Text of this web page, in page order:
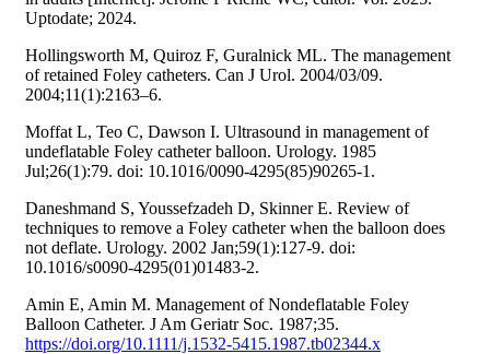
Uptodate; 2024.
Hollingsworth M, Quiroz F, Guralnick ML. The management
of retained Foley catheters. Can J Urol. 2004/03/09.
2004;11(1):2163–6.
Moffat L, Teo C, Dawson I. Ultrasound in management of
undeflatable Foley catheter balloon. Urology. 1985
Jul;26(1):79. doi: 10.1016/0090-4295(85)90265-1.
Daneshmand S, Youssefzadeh D, Skinner E. Review of
techniques to remove a Foley catheter when the balloon does
not deflate. Urology. 2002 Jan;59(1):127-9. doi:
10.1016/s0090-4295(01)01483-2.
Amin E, Amin M. Management of Nondeflatable Foley
Balloon Catheter. J Am Geriatr Soc. 1987;35.
https://doi.org/10.1111/j.1532-5415.1987.tb02344.x